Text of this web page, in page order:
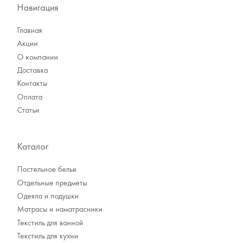
Навигация
Главная
Акции
О компании
Доставка
Контакты
Оплата
Статьи
Каталог
Постельное белье
Отдельные предметы
Одеяла и подушки
Матрасы и наматрасники
Текстиль для ванной
Текстиль для кухни